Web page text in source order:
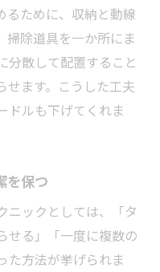
るために、収納と動線
掃除道具を一か所にま
分散して配置すること
せます。こうした工夫
ドルも下げてくれま
を保つ
ニックとしては、「タ
せる」「一度に複数の
た方法が挙げられま